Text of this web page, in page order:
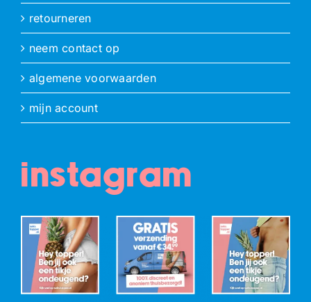
retourneren
neem contact op
algemene voorwaarden
mijn account
instagram